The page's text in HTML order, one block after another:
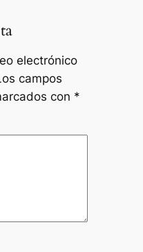
electrónico
campos
con *